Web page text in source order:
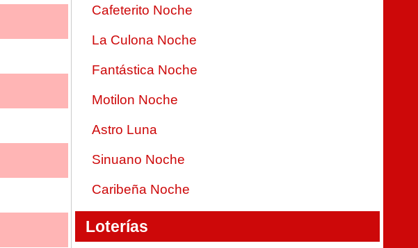
Cafeterito Noche
La Culona Noche
Fantástica Noche
Motilon Noche
Astro Luna
Sinuano Noche
Caribeña Noche
Loterías